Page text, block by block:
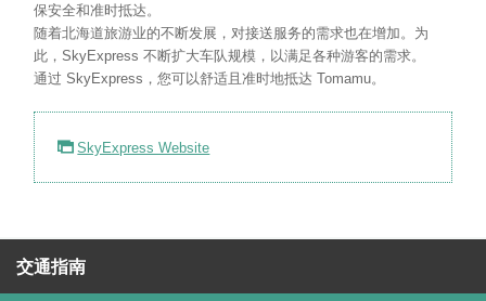
保安全和准时抵达。
随着北海道旅游业的不断发展，对接送服务的需求也在增加。为
此，SkyExpress 不断扩大车队规模，以满足各种游客的需求。
通过 SkyExpress，您可以舒适且准时地抵达 Tomamu。
SkyExpress Website
交通指南